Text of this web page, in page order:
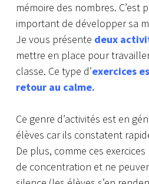
mémoire des nombres. C’est
important de développer sa
Je vous présente deux
mettre en place pour
classe. Ce type d’exercices
retour au calme.
Ce genre d’activités est en
élèves car ils constatent
De plus, comme ces
de concentration et ne